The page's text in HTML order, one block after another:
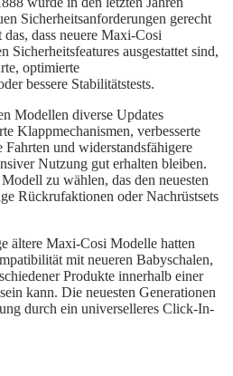
Sicherheitsanforderungen gerecht
dass neuere Maxi-Cosi
Sicherheitsfeatures ausgestattet sind,
optimierte
bessere Stabilitätstests.
Modellen diverse Updates
Klappmechanismen, verbesserte
Fahrten und widerstandsfähigere
Nutzung gut erhalten bleiben.
zu wählen, das den neuesten
Rückrufaktionen oder Nachrüstsets
ältere Maxi-Cosi Modelle hatten
mit neueren Babyschalen,
Produkte innerhalb einer
kann. Die neuesten Generationen
durch ein universelleres Click-In-